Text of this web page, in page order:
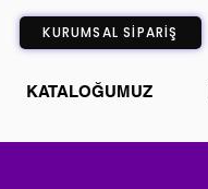
KURUMSAL SİPARİŞ
KATALOĞUMUZ